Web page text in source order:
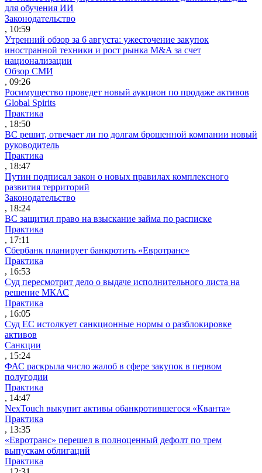
для обучения ИИ
Законодательство
, 10:59
Утренний обзор за 6 августа: ужесточение закупок
иностранной техники и рост рынка M&A за счет
национализации
Обзор СМИ
, 09:26
Росимущество проведет новый аукцион по продаже активов
Global Spirits
Практика
, 18:50
ВС решит, отвечает ли по долгам брошенной компании новый
руководитель
Практика
, 18:47
Путин подписал закон о новых правилах комплексного
развития территорий
Законодательство
, 18:24
ВС защитил право на взыскание займа по расписке
Практика
, 17:11
Сбербанк планирует банкротить «Евротранс»
Практика
, 16:53
Суд пересмотрит дело о выдаче исполнительного листа на
решение МКАС
Практика
, 16:05
Суд ЕС истолкует санкционные нормы о разблокировке
активов
Санкции
, 15:24
ФАС раскрыла число жалоб в сфере закупок в первом
полугодии
Практика
, 14:47
NexTouch выкупит активы обанкротившегося «Кванта»
Практика
, 13:35
«Евротранс» перешел в полноценный дефолт по трем
выпускам облигаций
Практика